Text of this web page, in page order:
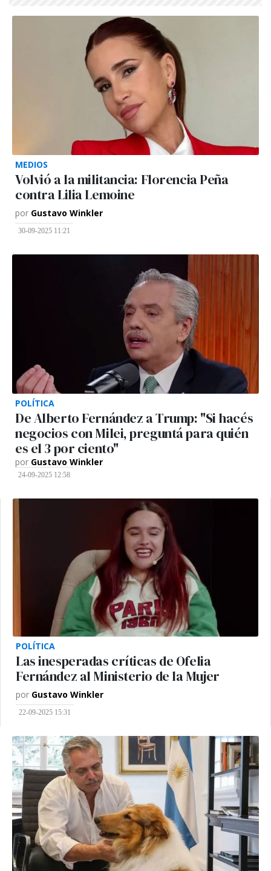
MEDIOS
Volvió a la militancia: Florencia Peña
contra Lilia Lemoine
por Gustavo Winkler
30-09-2025 11:21
POLÍTICA
De Alberto Fernández a Trump: "Si hacés
negocios con Milei, preguntá para quién
es el 3 por ciento"
por Gustavo Winkler
24-09-2025 12:58
POLÍTICA
Las inesperadas críticas de Ofelia
Fernández al Ministerio de la Mujer
por Gustavo Winkler
22-09-2025 15:31